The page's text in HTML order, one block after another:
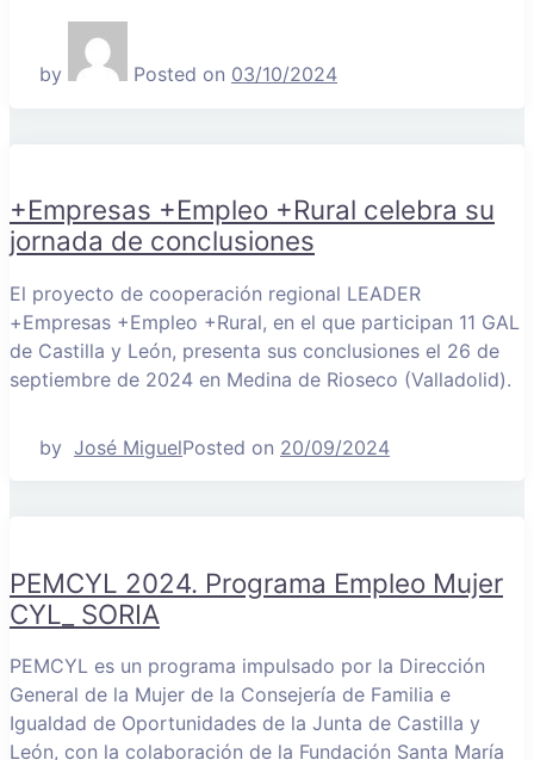
by Posted on 03/10/2024
+Empresas +Empleo +Rural celebra su
jornada de conclusiones
El proyecto de cooperación regional LEADER
+Empresas +Empleo +Rural, en el que participan 11 GAL
de Castilla y León, presenta sus conclusiones el 26 de
septiembre de 2024 en Medina de Rioseco (Valladolid).
by José MiguelPosted on 20/09/2024
PEMCYL 2024. Programa Empleo Mujer
CYL_ SORIA
PEMCYL es un programa impulsado por la Dirección
General de la Mujer de la Consejería de Familia e
Igualdad de Oportunidades de la Junta de Castilla y
León, con la colaboración de la Fundación Santa María